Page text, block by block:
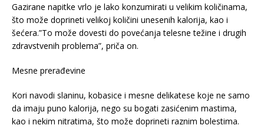
Gazirane napitke vrlo je lako konzumirati u velikim količinama,
što može doprineti velikoj količini unesenih kalorija, kao i
šećera.”To može dovesti do povećanja telesne težine i drugih
zdravstvenih problema”, priča on.
Mesne prerađevine
Kori navodi slaninu, kobasice i mesne delikatese koje ne samo
da imaju puno kalorija, nego su bogati zasićenim mastima,
kao i nekim nitratima, što može doprineti raznim bolestima.